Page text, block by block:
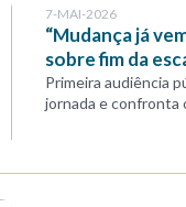
7-MAI-2026
“Mudança já
sobre fim da
Primeira audiência
jornada e confronta